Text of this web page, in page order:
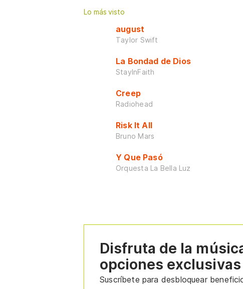
Lo más visto
august
Taylor Swift
La Bondad de Dios
StayInFaith
Creep
Radiohead
Risk It All
Bruno Mars
Y Que Pasó
Orquesta La Bella Luz
Disfruta de la
opciones exclusivas
Suscríbete para desbloquear